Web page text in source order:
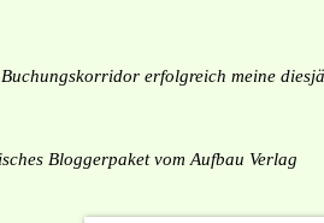
erfolgreich meine
Bloggerpaket vom Aufbau Verlag